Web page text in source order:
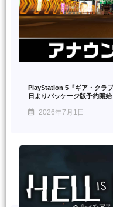
PlayStation 5『ギア・クラ
日よりパッケージ版予約開
2026年7月1日